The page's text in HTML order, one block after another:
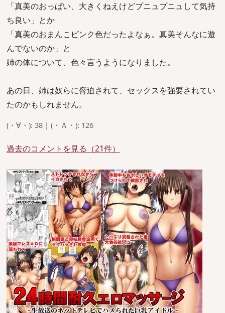
「真美のおっぱい、大きくねえけどプニュプニュして気持
ち良い」とか
「真美のおまんこピンク色だったよなぁ。真美そんなに遊
んでないのか」と
姉の体について、色々言うようになりました。
あの日、姉は奴らに脅迫されて、セックスを強要されてい
たのかもしれません。
(・∀・): 38 | (・Ａ・): 126
過去のコメントを見る（21件）